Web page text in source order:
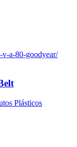
Plásticos